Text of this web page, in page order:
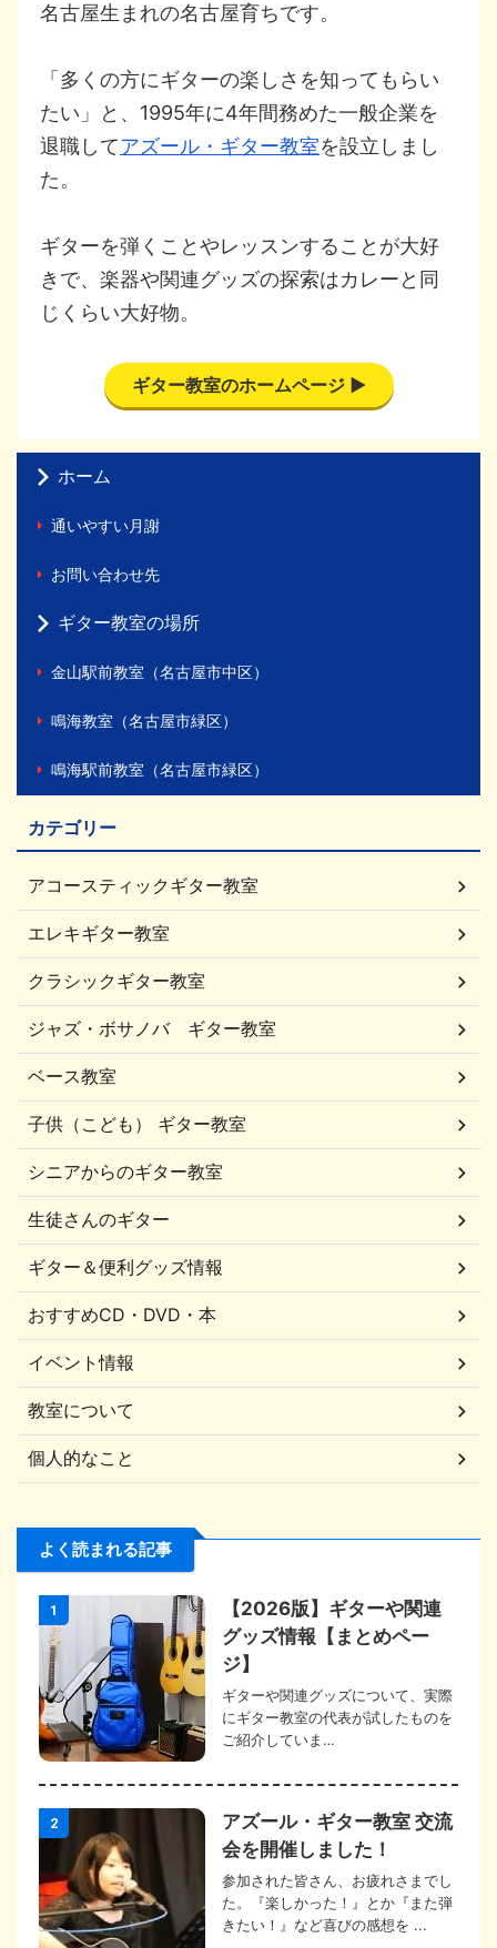
名古屋生まれの名古屋育ちです。
「多くの方にギターの楽しさを知ってもらい
たい」と、1995年に4年間務めた一般企業を
退職してアズール・ギター教室を設立しまし
た。
ギターを弾くことやレッスンすることが大好
きで、楽器や関連グッズの探索はカレーと同
じくらい大好物。
ギター教室のホームページ ▶
ホーム
通いやすい月謝
お問い合わせ先
ギター教室の場所
金山駅前教室（名古屋市中区）
鳴海教室（名古屋市緑区）
鳴海駅前教室（名古屋市緑区）
カテゴリー
アコースティックギター教室
エレキギター教室
クラシックギター教室
ジャズ・ボサノバ ギター教室
ベース教室
子供（こども） ギター教室
シニアからのギター教室
生徒さんのギター
ギター＆便利グッズ情報
おすすめCD・DVD・本
イベント情報
教室について
個人的なこと
よく読まれる記事
1
【2026版】ギターや関連
グッズ情報【まとめペー
ジ】
ギターや関連グッズについて、実際
にギター教室の代表が試したものを
ご紹介していま…
2
アズール・ギター教室 交流
会を開催しました！
参加された皆さん、お疲れさまでし
た。『楽しかった！』とか『また弾
きたい！』など喜びの感想を ...